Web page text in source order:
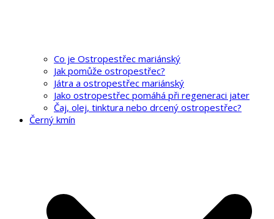
Co je Ostropestřec mariánský
Jak pomůže ostropestřec?
Játra a ostropestřec mariánský
Jako ostropestřec pomáhá při regeneraci jater
Čaj, olej, tinktura nebo drcený ostropestřec?
Černý kmín